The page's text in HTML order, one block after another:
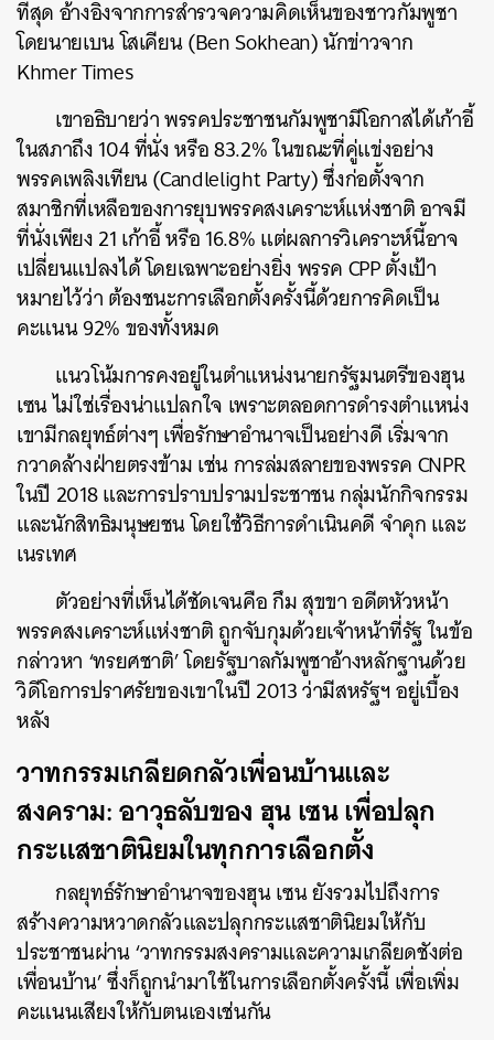
ที่สุด อ้างอิงจากการสำรวจความคิดเห็นของชาวกัมพูชา
โดยนายเบน โสเคียน (Ben Sokhean) นักข่าวจาก
Khmer Times
เขาอธิบายว่า พรรคประชาชนกัมพูชามีโอกาสได้เก้าอี้
ในสภาถึง 104 ที่นั่ง หรือ 83.2% ในขณะที่คู่แข่งอย่าง
พรรคเพลิงเทียน (Candlelight Party) ซึ่งก่อตั้งจาก
สมาชิกที่เหลือของการยุบพรรคสงเคราะห์แห่งชาติ อาจมี
ที่นั่งเพียง 21 เก้าอี้ หรือ 16.8% แต่ผลการวิเคราะห์นี้อาจ
เปลี่ยนแปลงได้ โดยเฉพาะอย่างยิ่ง พรรค CPP ตั้งเป้า
หมายไว้ว่า ต้องชนะการเลือกตั้งครั้งนี้ด้วยการคิดเป็น
คะแนน 92% ของทั้งหมด
แนวโน้มการคงอยู่ในตำแหน่งนายกรัฐมนตรีของฮุน
เซน ไม่ใช่เรื่องน่าแปลกใจ เพราะตลอดการดำรงตำแหน่ง
เขามีกลยุทธ์ต่างๆ เพื่อรักษาอำนาจเป็นอย่างดี เริ่มจาก
กวาดล้างฝ่ายตรงข้าม เช่น การล่มสลายของพรรค CNPR
ในปี 2018 และการปราบปรามประชาชน กลุ่มนักกิจกรรม
และนักสิทธิมนุษยชน โดยใช้วิธีการดำเนินคดี จำคุก และ
เนรเทศ
ตัวอย่างที่เห็นได้ชัดเจนคือ กึม สุขขา อดีตหัวหน้า
พรรคสงเคราะห์แห่งชาติ ถูกจับกุมด้วยเจ้าหน้าที่รัฐ ในข้อ
กล่าวหา ‘ทรยศชาติ’ โดยรัฐบาลกัมพูชาอ้างหลักฐานด้วย
วิดีโอการปราศรัยของเขาในปี 2013 ว่ามีสหรัฐฯ อยู่เบื้อง
หลัง
วาทกรรมเกลียดกลัวเพื่อนบ้านและ
สงคราม: อาวุธลับของ ฮุน เซน เพื่อปลุก
กระแสชาตินิยมในทุกการเลือกตั้ง
กลยุทธ์รักษาอำนาจของฮุน เซน ยังรวมไปถึงการ
สร้างความหวาดกลัวและปลุกกระแสชาตินิยมให้กับ
ประชาชนผ่าน ‘วาทกรรมสงครามและความเกลียดชังต่อ
เพื่อนบ้าน’ ซึ่งก็ถูกนำมาใช้ในการเลือกตั้งครั้งนี้ เพื่อเพิ่ม
คะแนนเสียงให้กับตนเองเช่นกัน